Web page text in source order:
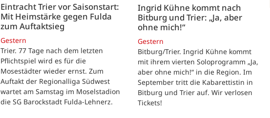
Eintracht Trier vor Saisonstart:
Mit Heimstärke gegen Fulda
zum Auftaktsieg
Gestern
Trier. 77 Tage nach dem letzten
Pflichtspiel wird es für die
Mosestädter wieder ernst. Zum
Auftakt der Regionalliga Südwest
wartet am Samstag im Moselstadion
die SG Barockstadt Fulda-Lehnerz.
Ingrid Kühne kommt nach
Bitburg und Trier: „Ja, aber
ohne mich!“
Gestern
Bitburg/Trier. Ingrid Kühne kommt
mit ihrem vierten Soloprogramm „Ja,
aber ohne mich!“ in die Region. Im
September tritt die Kabarettistin in
Bitburg und Trier auf. Wir verlosen
Tickets!